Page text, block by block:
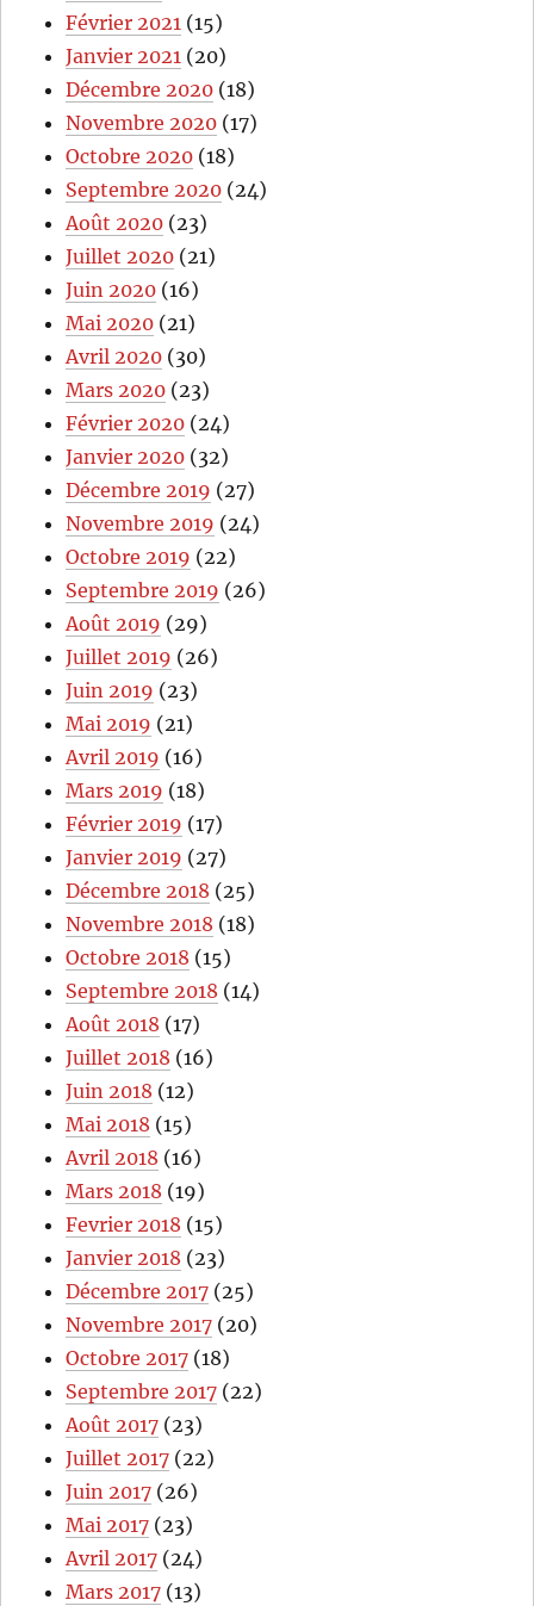
Février 2021 (15)
Janvier 2021 (20)
Décembre 2020 (18)
Novembre 2020 (17)
Octobre 2020 (18)
Septembre 2020 (24)
Août 2020 (23)
Juillet 2020 (21)
Juin 2020 (16)
Mai 2020 (21)
Avril 2020 (30)
Mars 2020 (23)
Février 2020 (24)
Janvier 2020 (32)
Décembre 2019 (27)
Novembre 2019 (24)
Octobre 2019 (22)
Septembre 2019 (26)
Août 2019 (29)
Juillet 2019 (26)
Juin 2019 (23)
Mai 2019 (21)
Avril 2019 (16)
Mars 2019 (18)
Février 2019 (17)
Janvier 2019 (27)
Décembre 2018 (25)
Novembre 2018 (18)
Octobre 2018 (15)
Septembre 2018 (14)
Août 2018 (17)
Juillet 2018 (16)
Juin 2018 (12)
Mai 2018 (15)
Avril 2018 (16)
Mars 2018 (19)
Fevrier 2018 (15)
Janvier 2018 (23)
Décembre 2017 (25)
Novembre 2017 (20)
Octobre 2017 (18)
Septembre 2017 (22)
Août 2017 (23)
Juillet 2017 (22)
Juin 2017 (26)
Mai 2017 (23)
Avril 2017 (24)
Mars 2017 (13)